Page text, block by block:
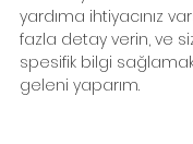
yardıma ihtiyacınız
fazla detay verin, ve
spesifik bilgi
geleni yaparım.